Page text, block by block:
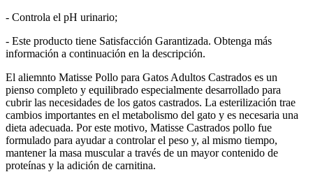
- Controla el pH urinario;
- Este producto tiene Satisfacción Garantizada. Obtenga más
información a continuación en la descripción.
El aliemnto Matisse Pollo para Gatos Adultos Castrados es un
pienso completo y equilibrado especialmente desarrollado para
cubrir las necesidades de los gatos castrados. La esterilización trae
cambios importantes en el metabolismo del gato y es necesaria una
dieta adecuada. Por este motivo, Matisse Castrados pollo fue
formulado para ayudar a controlar el peso y, al mismo tiempo,
mantener la masa muscular a través de un mayor contenido de
proteínas y la adición de carnitina.